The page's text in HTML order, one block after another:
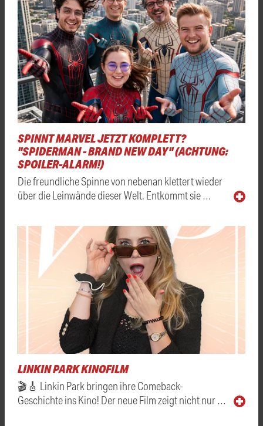
SPINNT MARVEL JETZT KOMPLETT?
"SPIDERMAN - BRAND NEW DAY" (ACHTUNG:
SPOILER-ALARM!)
Die freundliche Spinne von nebenan klettert wieder
über die Leinwände dieser Welt. Entkommt sie …
LINKIN PARK KINOFILM
🎬🎸 Linkin Park bringen ihre Comeback-
Geschichte ins Kino! Der neue Film zeigt nicht nur …